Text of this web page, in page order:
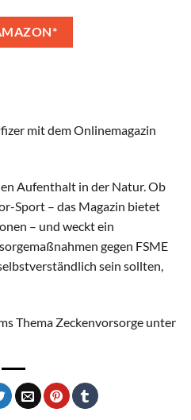
mit dem Onlinemagazin
Aufenthalt in der Natur. Ob
Sport – das Magazin bietet
– und weckt ein
gegen FSME
sein sollten,
Thema Zeckenvorsorge unter